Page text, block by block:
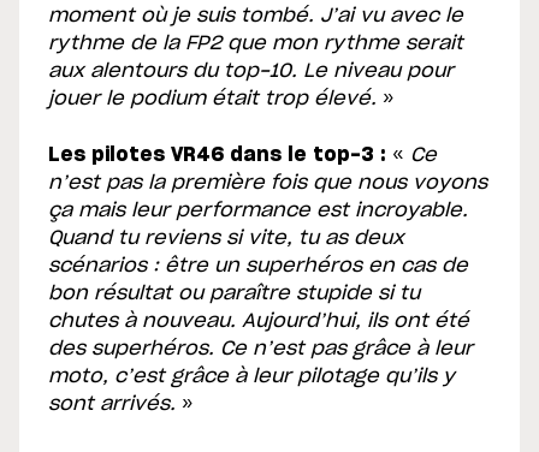
moment où je suis tombé. J’ai vu avec le
rythme de la FP2 que mon rythme serait
aux alentours du top-10. Le niveau pour
jouer le podium était trop élevé. »
Les pilotes VR46 dans le top-3 : « Ce
n’est pas la première fois que nous voyons
ça mais leur performance est incroyable.
Quand tu reviens si vite, tu as deux
scénarios : être un superhéros en cas de
bon résultat ou paraître stupide si tu
chutes à nouveau. Aujourd’hui, ils ont été
des superhéros. Ce n’est pas grâce à leur
moto, c’est grâce à leur pilotage qu’ils y
sont arrivés. »